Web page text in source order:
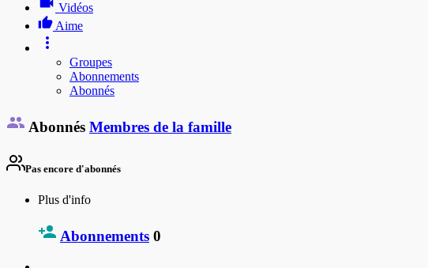
Vidéos
Aime
Groupes
Abonnements
Abonnés
Abonnés Membres de la famille
Pas encore d'abonnés
Plus d'info
Abonnements 0